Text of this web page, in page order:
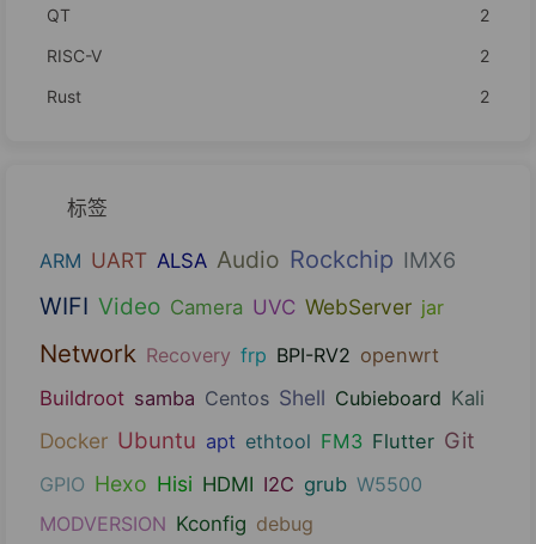
QT
2
RISC-V
2
Rust
2
标签
ARM UART ALSA Audio Rockchip IMX6
WIFI Video Camera UVC WebServer jar
Network Recovery frp BPI-RV2 openwrt
Buildroot samba Centos Shell Cubieboard Kali
Docker Ubuntu apt ethtool FM3 Flutter Git
GPIO Hexo Hisi HDMI I2C grub W5500
MODVERSION Kconfig debug